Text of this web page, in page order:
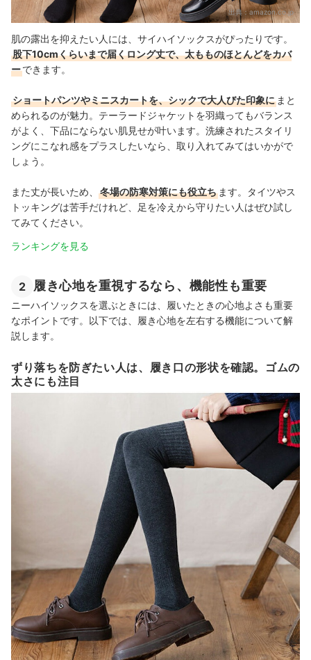
出典：amazon.co.jp
肌の露出を抑えたい人には、サイハイソックスがぴったりです。
股下10cmくらいまで届くロング丈で、太もものほとんどをカバ
ーできます。
ショートパンツやミニスカートを、シックで大人びた印象に まと
められるのが魅力。テーラードジャケットを羽織ってもバランス
がよく、下品にならない肌見せが叶います。洗練されたスタイリ
ングにこなれ感をプラスしたいなら、取り入れてみてはいかがで
しょう。
また丈が長いため、 冬場の防寒対策にも役立ち ます。タイツやス
トッキングは苦手だけれど、足を冷えから守りたい人はぜひ試し
てみてください。
ランキングを見る
2 履き心地を重視するなら、機能性も重要
ニーハイソックスを選ぶときには、履いたときの心地よさも重要
なポイントです。以下では、履き心地を左右する機能について解
説します。
ずり落ちを防ぎたい人は、履き口の形状を確認。ゴムの
太さにも注目